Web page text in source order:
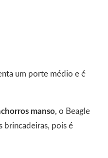
um porte médio e é
manso, o Beagle
brincadeiras, pois é